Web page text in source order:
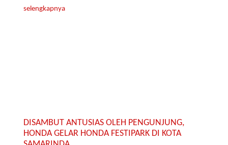
selengkapnya
DISAMBUT ANTUSIAS OLEH PENGUNJUNG,
HONDA GELAR HONDA FESTIPARK DI KOTA